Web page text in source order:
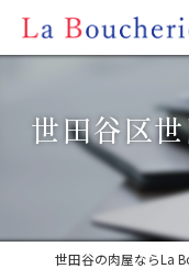
世田谷区